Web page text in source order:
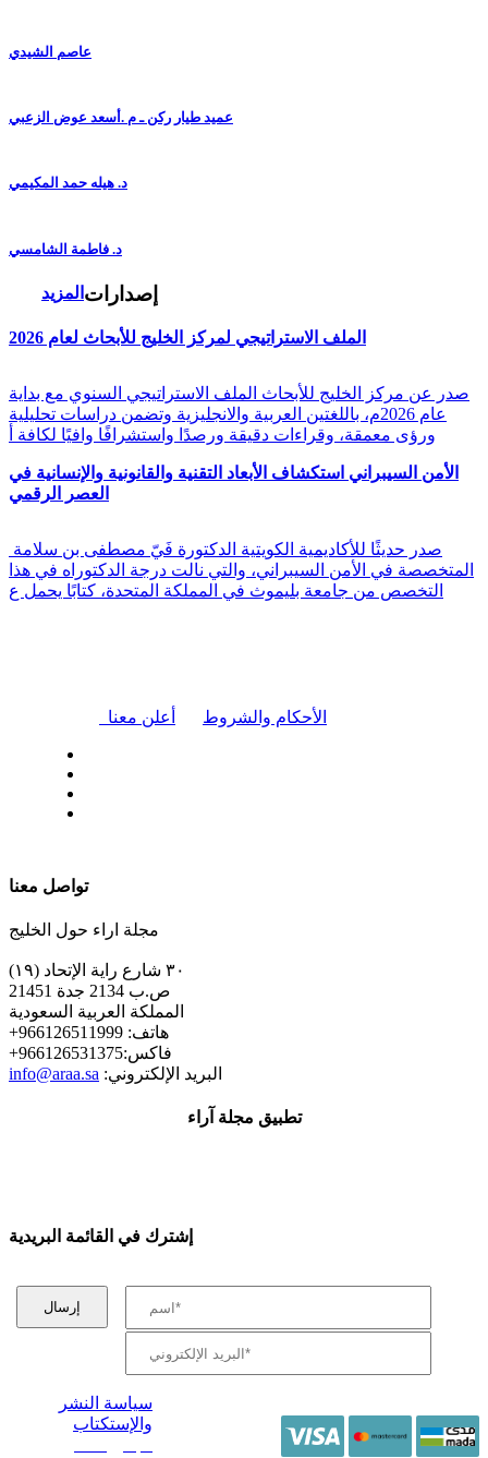
عاصم الشيدي
عميد طيار ركن ـ م .أسعد عوض الزعبي
د. هيله حمد المكيمي
د. فاطمة الشامسي
المزيد إصدارات
الملف الاستراتيجي لمركز الخليج للأبحاث لعام 2026
صدر عن مركز الخليج للأبحاث الملف الاستراتيجي السنوي مع بداية
عام 2026م، باللغتين العربية والانجليزية وتضمن دراسات تحليلية
ورؤى معمقة، وقراءات دقيقة ورصدًا واستشرافًا وافيًا لكافة أ
الأمن السيبراني استكشاف الأبعاد التقنية والقانونية والإنسانية في
العصر الرقمي
المتخصصة في الأمن السيبراني، والتي نالت درجة الدكتوراه في هذا
التخصص من جامعة بليموث في المملكة المتحدة، كتابًا يحمل ع
أعلن معنا الأحكام والشروط
تواصل معنا
مجلة اراء حول الخليج
٣٠ شارع راية الإتحاد (١٩)
ص.ب 2134 جدة 21451
المملكة العربية السعودية
+هاتف: 966126511999
+فاكس:966126531375
info@araa.sa :البريد الإلكتروني
تطبيق مجلة آراء
إشترك في القائمة البريدية
سياسة النشر
والإستكتاب